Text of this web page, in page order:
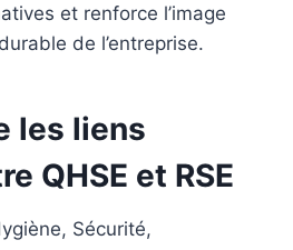
et renforce l’image
de l’entreprise.
les liens
QHSE et RSE
Sécurité,